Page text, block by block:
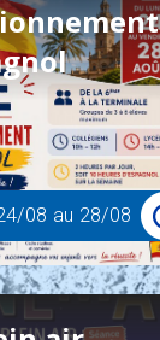
/08 au 28/08